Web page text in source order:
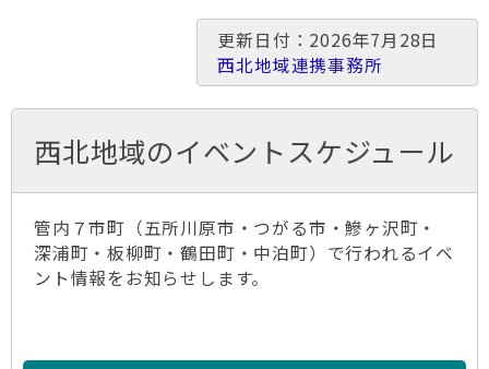
更新日付：2026年7月28日
西北地域連携事務所
西北地域のイベントスケジュール
管内７市町（五所川原市・つがる市・鰺ヶ沢町・
深浦町・板柳町・鶴田町・中泊町）で行われるイベ
ント情報をお知らせします。